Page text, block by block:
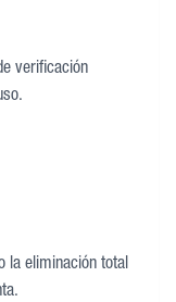
verificación
la eliminación total